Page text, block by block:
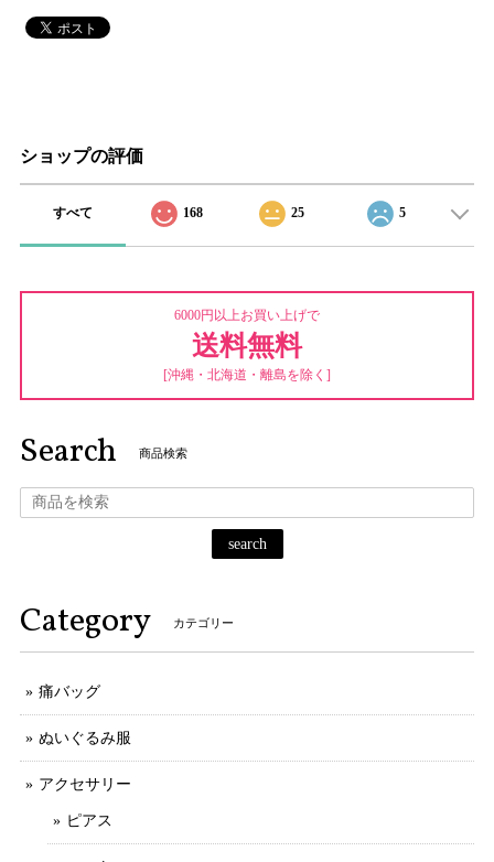
ショップの評価
すべて 168 25 5
6000円以上お買い上げで
送料無料
[沖縄・北海道・離島を除く]
Search 商品検索
search
Category カテゴリー
痛バッグ
ぬいぐるみ服
アクセサリー
ピアス